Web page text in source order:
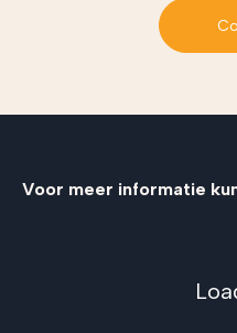
Voor meer informatie